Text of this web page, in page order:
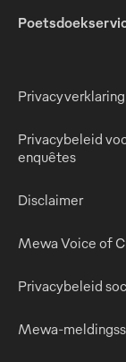
Privacyverklaring
Privacybeleid
enquêtes
Disclaimer
Mewa Voice of
Privacybeleid
Mewa-